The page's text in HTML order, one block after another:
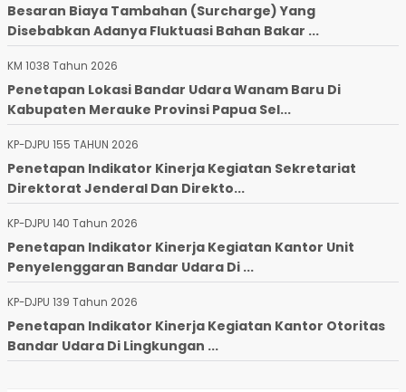
Besaran Biaya Tambahan (Surcharge) Yang
Disebabkan Adanya Fluktuasi Bahan Bakar ...
KM 1038 Tahun 2026
Penetapan Lokasi Bandar Udara Wanam Baru Di
Kabupaten Merauke Provinsi Papua Sel...
KP-DJPU 155 TAHUN 2026
Penetapan Indikator Kinerja Kegiatan Sekretariat
Direktorat Jenderal Dan Direkto...
KP-DJPU 140 Tahun 2026
Penetapan Indikator Kinerja Kegiatan Kantor Unit
Penyelenggaran Bandar Udara Di ...
KP-DJPU 139 Tahun 2026
Penetapan Indikator Kinerja Kegiatan Kantor Otoritas
Bandar Udara Di Lingkungan ...